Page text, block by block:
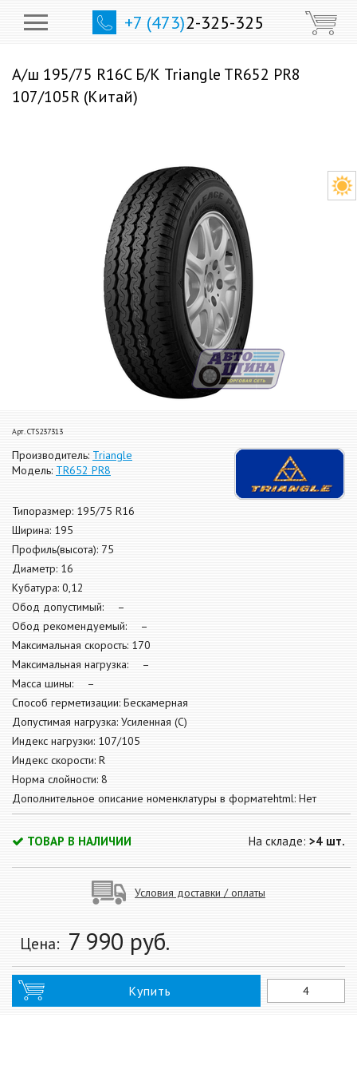
+7 (473)2-325-325
А/ш 195/75 R16C Б/К Triangle TR652 PR8
107/105R (Китай)
Арт. CTS237313
Производитель: Triangle
Модель: TR652 PR8
Типоразмер: 195/75 R16
Ширина: 195
Профиль(высота): 75
Диаметр: 16
Кубатура: 0,12
Обод допустимый: –
Обод рекомендуемый: –
Максимальная скорость: 170
Максимальная нагрузка: –
Масса шины: –
Способ герметизации: Бескамерная
Допустимая нагрузка: Усиленная (С)
Индекс нагрузки: 107/105
Индекс скорости: R
Норма слойности: 8
Дополнительное описание номенклатуры в форматеhtml: Нет
ТОВАР В НАЛИЧИИ На складе: >4 шт.
Условия доставки / оплаты
Цена: 7 990 руб.
Купить